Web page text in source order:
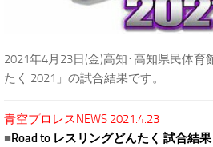
2021年4月23日(金)高知･高知県民体育
たく 2021」の試合結果です。
青空プロレスNEWS 2021.4.23
■Road to レスリングどんたく 試合結果